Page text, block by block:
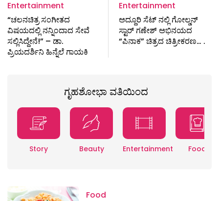
Entertainment
“ಚಲನಚಿತ್ರ ಸಂಗೀತದ
ವಿಷಯದಲ್ಲಿ ನನ್ನಿಂದಾದ ಸೇವೆ
ಸಲ್ಲಿಸಿದ್ದೇನೆ!” – ಡಾ.
ಪ್ರಿಯದರ್ಶಿನಿ ಹಿನ್ನೆಲೆ ಗಾಯಕಿ
Entertainment
ಅದ್ದೂರಿ ಸೆಟ್ ನಲ್ಲಿ ಗೋಲ್ಡನ್
ಸ್ಟಾರ್ ಗಣೇಶ್ ಅಭಿನಯದ
“ಪಿನಾಕ” ಚಿತ್ರದ ಚಿತ್ರೀಕರಣ… .
ಗೃಹಶೋಭಾ ವತಿಯಿಂದ
Story Beauty Entertainment Food
Food